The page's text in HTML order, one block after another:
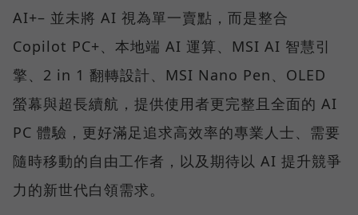
AI+– 並未將 AI 視為單一賣點，而是整合
Copilot PC+、本地端 AI 運算、MSI AI 智慧引
擎、2 in 1 翻轉設計、MSI Nano Pen、OLED
螢幕與超長續航，提供使用者更完整且全面的 AI
PC 體驗，更好滿足追求高效率的專業人士、需要
隨時移動的自由工作者，以及期待以 AI 提升競爭
力的新世代白領需求。